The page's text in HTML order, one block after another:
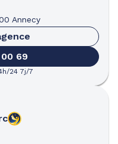
Annecy
69
24 7j/7